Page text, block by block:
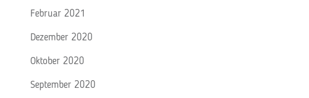
Februar 2021
Dezember 2020
Oktober 2020
September 2020